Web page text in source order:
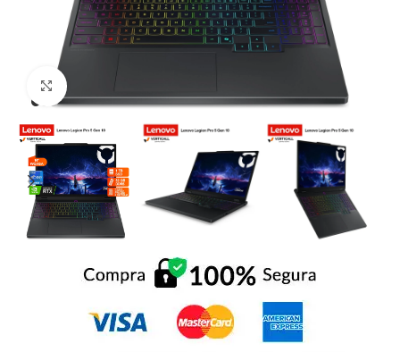
Click to enlarge